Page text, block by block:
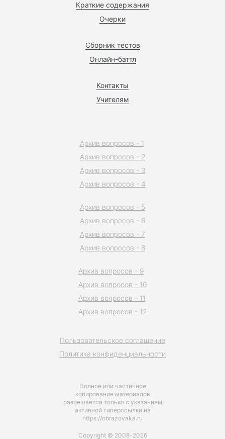
Краткие содержания
Очерки
Сборник тестов
Онлайн-баттл
Контакты
Учителям
Полное или частичное
копирование материалов
разрешается только с указанием
активной гиперссылки на
https://obrazovaka.ru
Пользовательское соглашение
Политика конфиденциальности
Архив вопросов - 1
Архив вопросов - 2
Архив вопросов - 3
Архив вопросов - 4
Архив вопросов - 5
Архив вопросов - 6
Архив вопросов - 7
Архив вопросов - 8
Архив вопросов - 9
Архив вопросов - 10
Архив вопросов - 11
Архив вопросов - 12
Copyright © 2008-2026